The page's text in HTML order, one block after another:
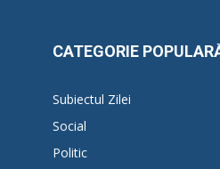
CATEGORIE
Subiectul Zilei
Social
Politic